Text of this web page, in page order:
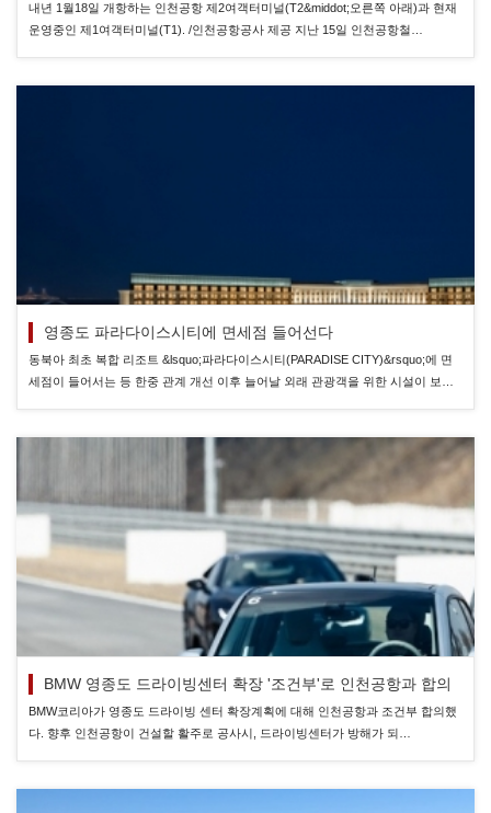
내년 1월18일 개항하는 인천공항 제2여객터미널(T2&middot;오른쪽 아래)과 현재
운영중인 제1여객터미널(T1). /인천공항공사 제공 지난 15일 인천공항철…
영종도 파라다이스시티에 면세점 들어선다
동북아 최초 복합 리조트 &lsquo;파라다이스시티(PARADISE CITY)&rsquo;에 면
세점이 들어서는 등 한중 관계 개선 이후 늘어날 외래 관광객을 위한 시설이 보…
BMW 영종도 드라이빙센터 확장 '조건부'로 인천공항과 합의
BMW코리아가 영종도 드라이빙 센터 확장계획에 대해 인천공항과 조건부 합의했
다. 향후 인천공항이 건설할 활주로 공사시, 드라이빙센터가 방해가 되…